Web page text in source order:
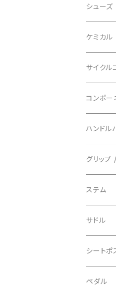
BAR
BBB/ビ
BELL/ベ
BIO
BLB/ビ
ビブタイプ
パンツ /
上下セット
グローブ
指切り
フルフィン
ソックス
シューズ
キャップ
その他
その他
マウンテ
フルフェ
キッズ
アクセサ
シューズ
ロード
グラベル
マウンテ
フラットペ
ビンディ
インソー
ケミカル
サイクル
ヘッドユ
センサー
アクセサ
コンポー
カセット
シフター
ステムス
ケーブル類
チェーン
チェーン
ハンドル
ドロップ
フラット/
グリップ
グリップ
バーテー
グリップ
ステム
サドル
シートポ
ドロッパ
ペダル